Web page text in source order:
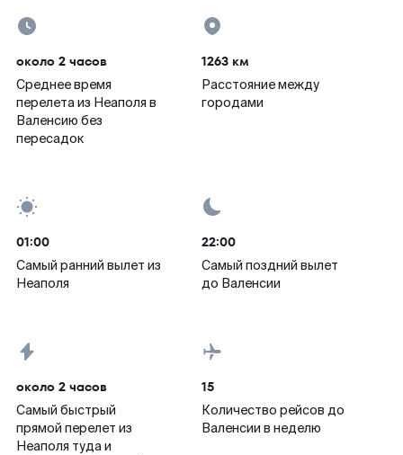
около 2 часов
Среднее время
перелета из Неаполя в
Валенсию без
пересадок
1263 км
Расстояние между
городами
01:00
Самый ранний вылет из
Неаполя
22:00
Самый поздний вылет
до Валенсии
около 2 часов
Самый быстрый
прямой перелет из
Неаполя туда и
15
Количество рейсов до
Валенсии в неделю